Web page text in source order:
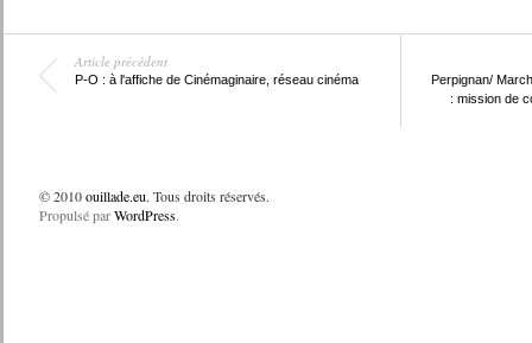
Article précédent
P-O : à l'affiche de Cinémaginaire, réseau cinéma
Perpignan/
: mission de
© 2010ouillade.eu. Tous droits réservés.
Propulsé parWordPress.